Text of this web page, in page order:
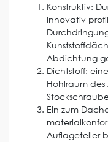
Konstruktiv:
innovativ
Abdichtung
Dichtstoff:
Hohlraum des
Ein zum
Auflageteller